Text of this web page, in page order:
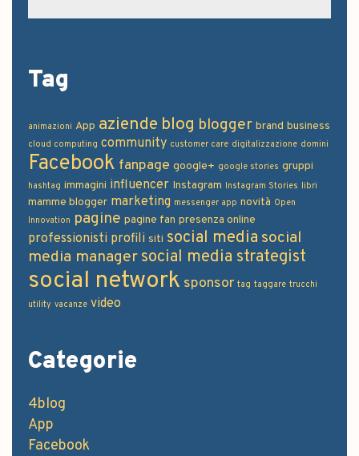
Tag
animazioni App aziende blog blogger brand business
cloud computing community customer care digitalizzazione domini
Facebook fanpage google+ google stories gruppi
hashtag immagini influencer Instagram Instagram Stories libri
mamme blogger marketing messenger app novità Open
Innovation pagine pagine fan presenza online
professionisti profili siti social media social
media manager social media strategist
social network sponsor tag taggare trucchi
utility vacanze video
Categorie
4blog
App
Facebook